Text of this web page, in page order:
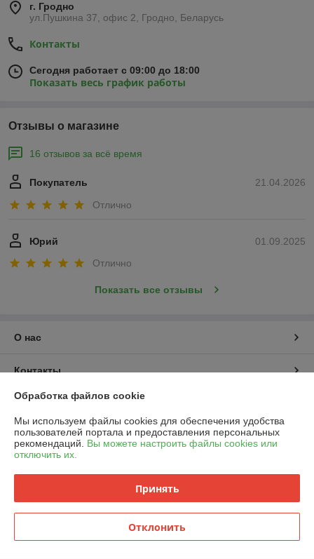
г. Гродно
ул.Пушкина 37, офис 2, Гродно, Беларусь
Контакты
Сегодня работает с 09:00 до 18:00
Показать весь график работы
Отзывы о магазине
16 отзывов за всё время
21.04.2026
Покупатель
Отлично
01.09.2025
Юрий
Отлично
Показать все отзывы
О нас
Контакты
Доставка и оплата
График работы
Политика обработки cookies
Обработка файлов cookie
Мы используем файлы cookies для обеспечения удобства
пользователей портала и предоставления персональных
рекомендаций. Вы можете настроить файлы cookies или
отключить их.
Принять
Отклонить